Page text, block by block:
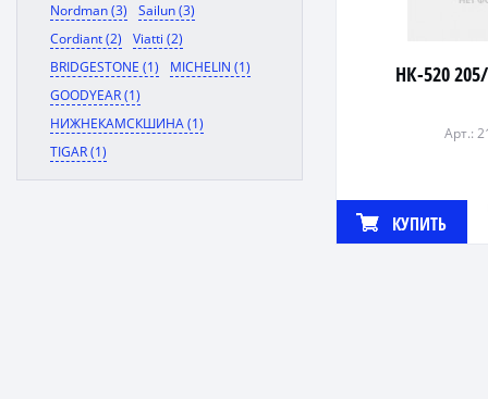
Nordman (3)
Sailun (3)
Cordiant (2)
Viatti (2)
BRIDGESTONE (1)
MICHELIN (1)
GOODYEAR (1)
НИЖНЕКАМСКШИНА (1)
TIGAR (1)
НК-520
Арт.:
КУПИТЬ